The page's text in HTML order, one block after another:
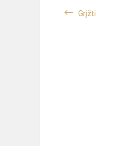
Grįžti